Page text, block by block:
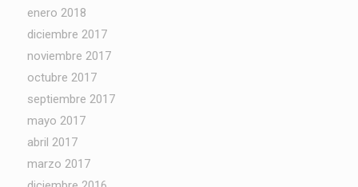
enero 2018
diciembre 2017
noviembre 2017
octubre 2017
septiembre 2017
mayo 2017
abril 2017
marzo 2017